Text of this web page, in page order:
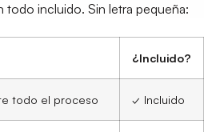
incluido. Sin letra pequeña:
¿Incluido?
todo el proceso ✓ Incluido